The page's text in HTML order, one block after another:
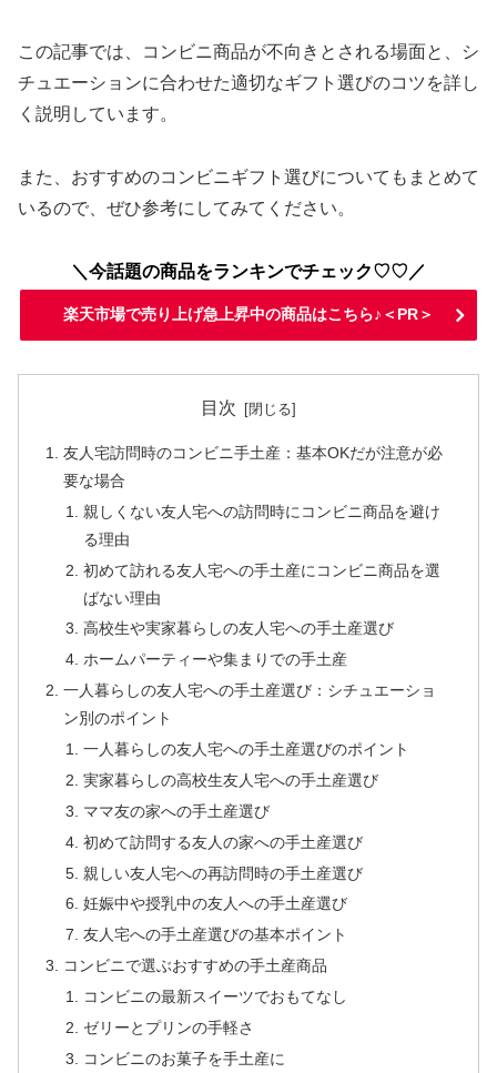
この記事では、コンビニ商品が不向きとされる場面と、シ
チュエーションに合わせた適切なギフト選びのコツを詳し
く説明しています。
また、おすすめのコンビニギフト選びについてもまとめて
いるので、ぜひ参考にしてみてください。
＼今話題の商品をランキンでチェック♡♡／
楽天市場で売り上げ急上昇中の商品はこちら♪＜PR＞
目次
友人宅訪問時のコンビニ手土産：基本OKだが注意が必
要な場合
親しくない友人宅への訪問時にコンビニ商品を避け
る理由
初めて訪れる友人宅への手土産にコンビニ商品を選
ばない理由
高校生や実家暮らしの友人宅への手土産選び
ホームパーティーや集まりでの手土産
一人暮らしの友人宅への手土産選び：シチュエーショ
ン別のポイント
一人暮らしの友人宅への手土産選びのポイント
実家暮らしの高校生友人宅への手土産選び
ママ友の家への手土産選び
初めて訪問する友人の家への手土産選び
親しい友人宅への再訪問時の手土産選び
妊娠中や授乳中の友人への手土産選び
友人宅への手土産選びの基本ポイント
コンビニで選ぶおすすめの手土産商品
コンビニの最新スイーツでおもてなし
ゼリーとプリンの手軽さ
コンビニのお菓子を手土産に